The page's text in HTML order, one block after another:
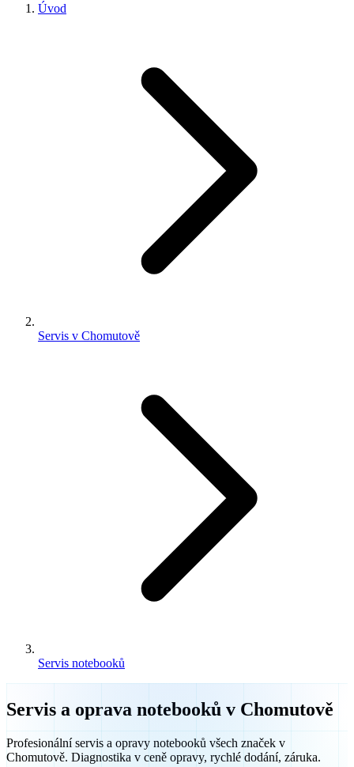
Úvod
Servis v Chomutově
Servis notebooků
Servis a oprava notebooků v Chomutově
Profesionální servis a opravy notebooků všech značek v
Chomutově. Diagnostika v ceně opravy, rychlé dodání, záruka.